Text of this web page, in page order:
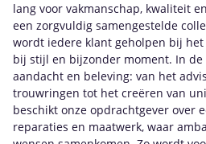
lang voor vakmanschap, kwaliteit
een zorgvuldig samengestelde
wordt iedere klant geholpen bij
bij stijl en bijzonder moment. In
aandacht en beleving: van het
trouwringen tot het creëren van
beschikt onze opdrachtgever over
reparaties en maatwerk, waar